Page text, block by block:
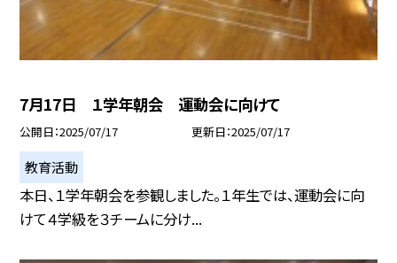
7月17日 １学年朝会 運動会に向けて
公開日 2025/07/17 更新日 2025/07/17
教育活動
本日、１学年朝会を参観しました。１年生では、運動会に向
けて４学級を３チームに分け...